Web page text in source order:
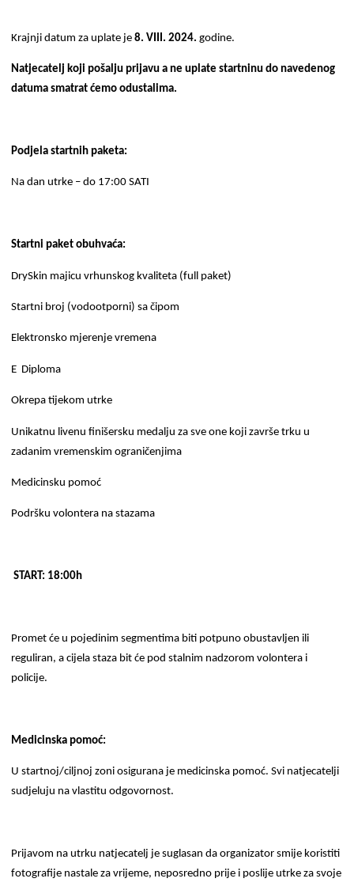
Krajnji datum za uplate je8. VIII. 2024. godine.
Natjecatelj koji pošalju prijavu a ne uplate startninu do navedenog
datuma smatrat ćemo odustalima.
Podjela startnih paketa:
Na dan utrke – do 17:00 SATI
Startni paket obuhvaća:
DrySkin majicu vrhunskog kvaliteta (full paket)
Startni broj (vodootporni) sa čipom
Elektronsko mjerenje vremena
E Diploma
Okrepa tijekom utrke
Unikatnu livenu finišersku medalju za sve one koji završe trku u
zadanim vremenskim ograničenjima
Medicinsku pomoć
Podršku volontera na stazama
START: 18:00h
Promet će u pojedinim segmentima biti potpuno obustavljen ili
reguliran, a cijela staza bit će pod stalnim nadzorom volontera i
policije.
Medicinska pomoć:
U startnoj/ciljnoj zoni osigurana je medicinska pomoć. Svi natjecatelji
sudjeluju na vlastitu odgovornost.
Prijavom na utrku natjecatelj je suglasan da organizator smije koristiti
fotografije nastale za vrijeme, neposredno prije i poslije utrke za svoje